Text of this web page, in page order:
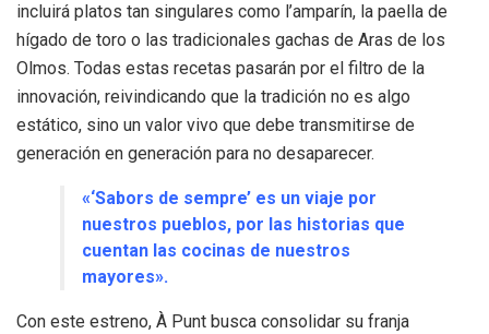
incluirá platos tan singulares como l’amparín, la paella de
hígado de toro o las tradicionales gachas de Aras de los
Olmos. Todas estas recetas pasarán por el filtro de la
innovación, reivindicando que la tradición no es algo
estático, sino un valor vivo que debe transmitirse de
generación en generación para no desaparecer.
«‘Sabors de sempre’ es un viaje por
nuestros pueblos, por las historias que
cuentan las cocinas de nuestros
mayores».
Con este estreno, À Punt busca consolidar su franja